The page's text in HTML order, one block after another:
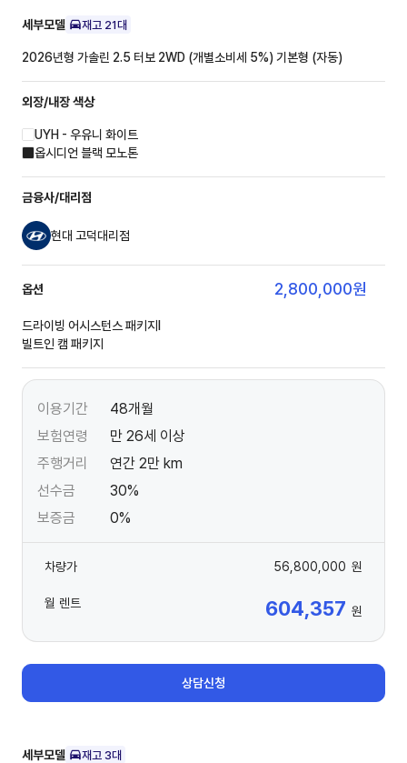
세부모델 재고 21대
2026년형 가솔린 2.5 터보 2WD (개별소비세 5%) 기본형 (자동)
외장/내장색상
UYH - 우유니 화이트
옵시디언 블랙 모노톤
금융사/대리점
현대 고덕대리점
옵션 2,800,000원
드라이빙 어시스턴스 패키지Ⅰ
빌트인 캠 패키지
이용기간
48개월
보험연령
만 26세 이상
주행거리
연간 2만 km
선수금
30%
보증금
0%
차량가 56,800,000 원
월 렌트 604,357 원
상담신청
세부모델 재고 3대